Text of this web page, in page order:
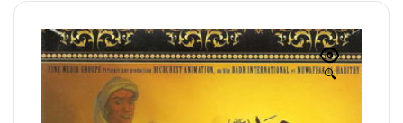
🔍